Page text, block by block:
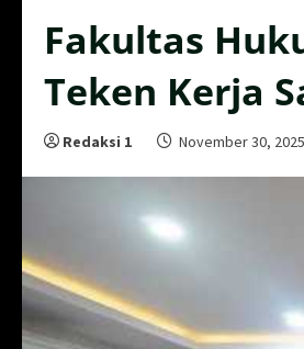
Fakultas
Teken Kerja
Redaksi 1 November 30, 2025